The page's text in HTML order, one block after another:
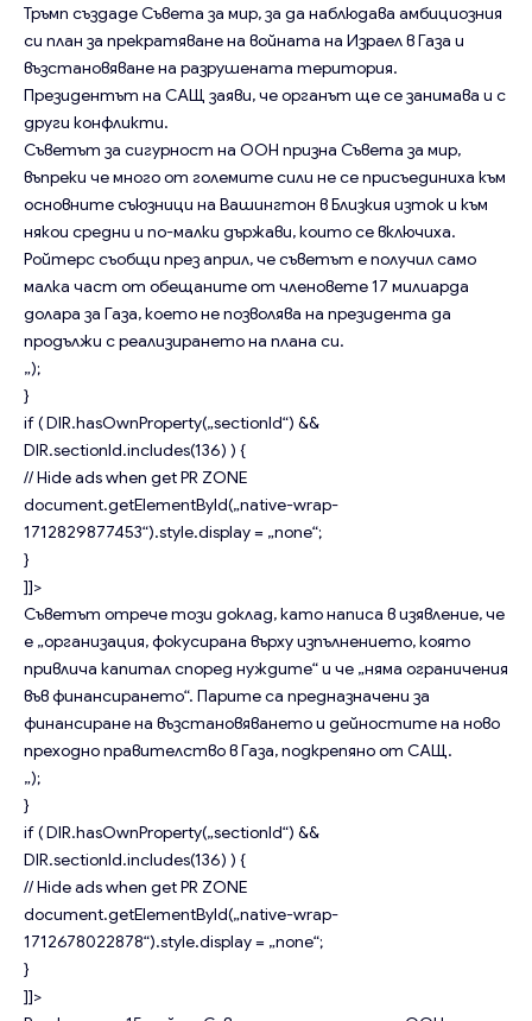
Тръмп създаде Съвета за мир, за да наблюдава амбициозния
си план за прекратяване на войната на Израел в Газа и
възстановяване на разрушената територия.
Президентът на САЩ заяви, че органът ще се занимава и с
други конфликти.
Съветът за сигурност на ООН призна Съвета за мир,
въпреки че много от големите сили не се присъединиха към
основните съюзници на Вашингтон в Близкия изток и към
някои средни и по-малки държави, които се включиха.
Ройтерс съобщи през април, че съветът е получил само
малка част от обещаните от членовете 17 милиарда
долара за Газа, което не позволява на президента да
продължи с реализирането на плана си.
„);
}
if ( DIR.hasOwnProperty(„sectionId“) &&
DIR.sectionId.includes(136) ) {
// Hide ads when get PR ZONE
document.getElementById(„native-wrap-
1712829877453“).style.display = „none“;
}
]]>
Съветът отрече този доклад, като написа в изявление, че
е „организация, фокусирана върху изпълнението, която
привлича капитал според нуждите“ и че „няма ограничения
във финансирането“. Парите са предназначени за
финансиране на възстановяването и дейностите на ново
преходно правителство в Газа, подкрепяно от САЩ.
„);
}
if ( DIR.hasOwnProperty(„sectionId“) &&
DIR.sectionId.includes(136) ) {
// Hide ads when get PR ZONE
document.getElementById(„native-wrap-
1712678022878“).style.display = „none“;
}
]]>